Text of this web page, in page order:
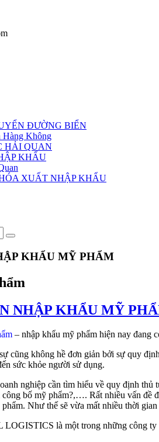
ĐƯỜNG BIỂN
Hàng Không
HẢI QUAN
KHẨU
XUẤT NHẬP KHẨU
KHẨU MỸ PHẨM
NHẬP KHẨU MỸ
– nhập khẩu mỹ phẩm hiện nay đang
cũng không hề đơn giản bởi sự quy
sức khỏe người sử dụng.
nghiệp cần tìm hiểu về quy định thủ
công bố mỹ phẩm?,…. Rất nhiều vấn
Như thế sẽ vừa mất nhiều thời
là một trong những công ty